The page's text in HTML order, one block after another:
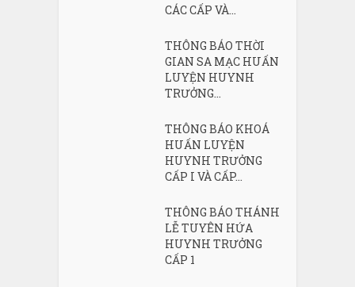
CÁC CẤP VÀ...
THÔNG BÁO THỜI
GIAN SA MẠC HUẤN
LUYỆN HUYNH
TRƯỞNG...
THÔNG BÁO KHOÁ
HUẤN LUYỆN
HUYNH TRƯỞNG
CẤP I VÀ CẤP...
THÔNG BÁO THÁNH
LỄ TUYÊN HỨA
HUYNH TRƯỞNG
CẤP 1